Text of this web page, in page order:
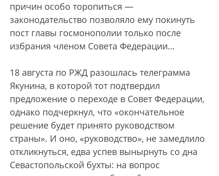
причин особо торопиться —
законодательство позволяло ему покинуть
пост главы госмонополии только после
избрания членом Совета Федерации…
18 августа по РЖД разошлась телеграмма
Якунина, в которой тот подтвердил
предложение о переходе в Совет Федерации,
однако подчеркнул, что «окончательное
решение будет принято руководством
страны». И оно, «руководство», не замедлило
откликнуться, едва успев вынырнуть со дна
Севастопольской бухты: на вопрос